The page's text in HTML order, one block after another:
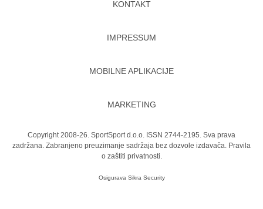
KONTAKT
IMPRESSUM
MOBILNE APLIKACIJE
MARKETING
Copyright 2008-26. SportSport d.o.o. ISSN 2744-2195. Sva prava
zadržana. Zabranjeno preuzimanje sadržaja bez dozvole izdavača. Pravila
o zaštiti privatnosti.
Osigurava Sikra Security